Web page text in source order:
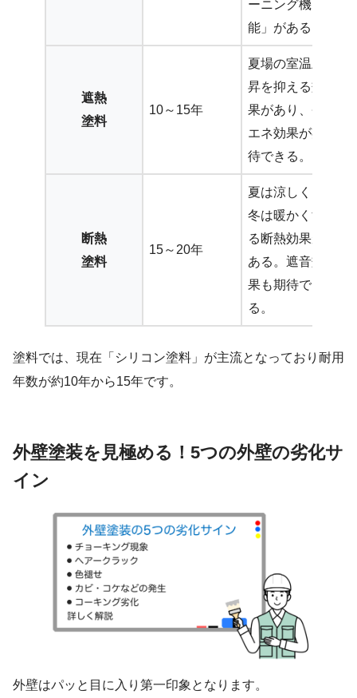
ーニング機
能」がある。
遮熱
塗料
10～15年
夏場の室温上
昇を抑える効
果があり、省
エネ効果が期
待できる。
断熱
塗料
15～20年
夏は涼しく、
冬は暖かくす
る断熱効果が
ある。遮音効
果も期待でき
る。
塗料では、現在「シリコン塗料」が主流となっており耐用
年数が約10年から15年です。
外壁塗装を見極める！5つの外壁の劣化サ
イン
外壁はパッと目に入り第一印象となります。